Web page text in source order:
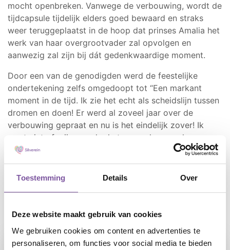
Toestemming Details Over
Deze website maakt gebruik van cookies
We gebruiken cookies om content en advertenties te
personaliseren, om functies voor social media te bieden
mocht openbreken. Vanwege de verbouwing, wordt de
tijdcapsule tijdelijk elders goed bewaard en straks
weer teruggeplaatst in de hoop dat prinses Amalia het
werk van haar overgrootvader zal opvolgen en
aanwezig zal zijn bij dát gedenkwaardige moment.
Door een van de genodigden werd de feestelijke
ondertekening zelfs omgedoopt tot “Een markant
moment in de tijd. Ik zie het echt als scheidslijn tussen
dromen en doen! Er werd al zoveel jaar over de
verbouwing gepraat en nu is het eindelijk zover! Ik
weet niet of mijn moeder het nog zal meemaken, maar
wat komt Daelhoven er straks prachtig uit te zien!”.
FACEBOOKTWITTERLINKEDINWHATSAPP
Laatste nieuws